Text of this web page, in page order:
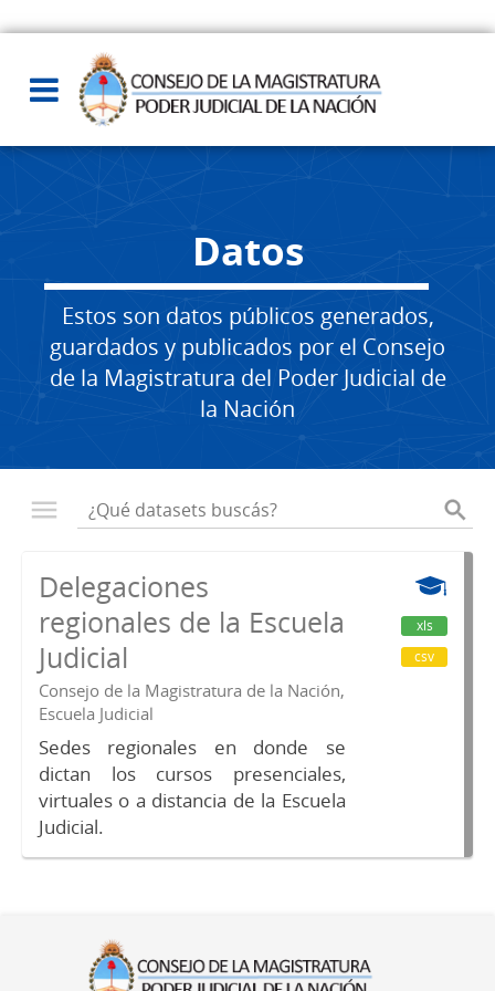
Datos
Estos son datos públicos generados,
guardados y publicados por el Consejo
de la Magistratura del Poder Judicial de
la Nación
Delegaciones
regionales de la Escuela
Judicial
Consejo de la Magistratura de la Nación,
Escuela Judicial
Sedes regionales en donde se
dictan los cursos presenciales,
virtuales o a distancia de la Escuela
Judicial.
xls
csv